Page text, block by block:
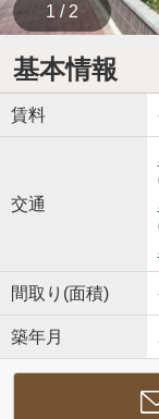
1 / 2
基本情報
賃料
交通
間取り(面積)
築年月